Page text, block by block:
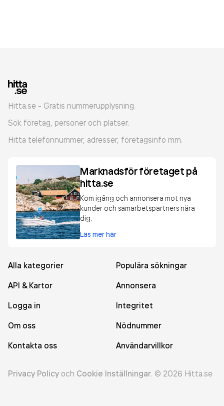
Hitta.se - Gratis nummerupplysning.
Sök företag, personer och platser.
Hitta telefonnummer, adresser, företagsinfo mm.
Marknadsför företaget på
hitta.se
Kom igång och annonsera mot nya
kunder och samarbetspartners nära
dig.
Läs mer här
Alla kategorier
Populära sökningar
API & Kartor
Annonsera
Logga in
Integritet
Om oss
Nödnummer
Kontakta oss
Användarvillkor
Privacy Policy och Cookie Inställningar. © 2026 Hitta.se